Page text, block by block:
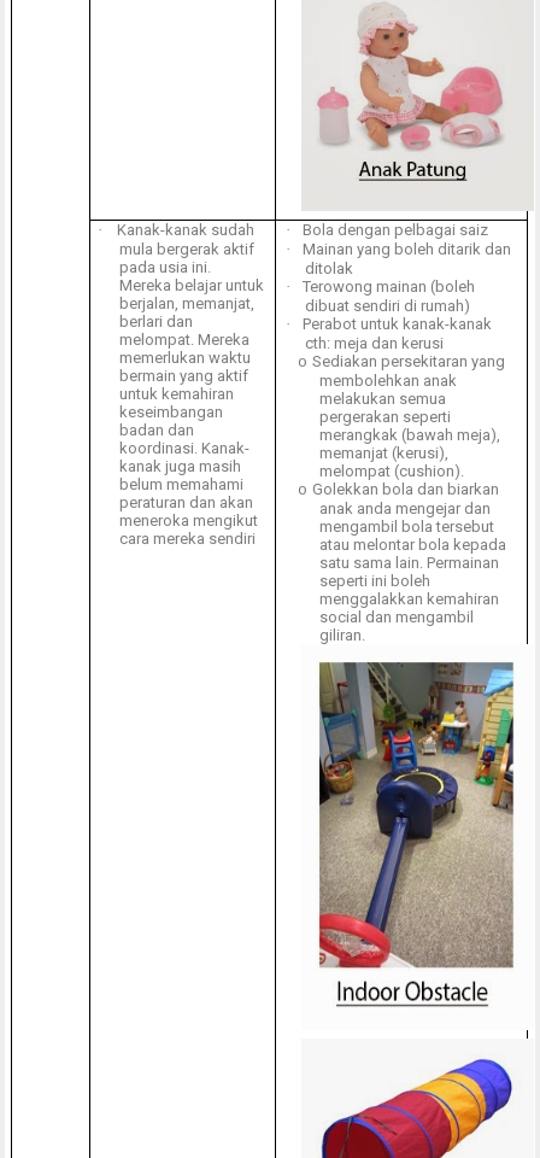
·
Kanak-kanak sudah
mula bergerak aktif
pada usia ini.
Mereka belajar untuk
berjalan, memanjat,
berlari dan
melompat. Mereka
memerlukan waktu
bermain yang aktif
untuk kemahiran
keseimbangan
badan dan
koordinasi. Kanak-
kanak juga masih
belum memahami
peraturan dan akan
meneroka mengikut
cara mereka sendiri
·
Bola dengan pelbagai saiz
·
Mainan yang boleh ditarik dan
ditolak
·
Terowong mainan (boleh
dibuat sendiri di rumah)
·
Perabot untuk kanak-kanak
cth: meja dan kerusi
o Sediakan persekitaran yang
membolehkan anak
melakukan semua
pergerakan seperti
merangkak (bawah meja),
memanjat (kerusi),
melompat (cushion).
o Golekkan bola dan biarkan
anak anda mengejar dan
mengambil bola tersebut
atau melontar bola kepada
satu sama lain. Permainan
seperti ini boleh
menggalakkan kemahiran
social dan mengambil
giliran.